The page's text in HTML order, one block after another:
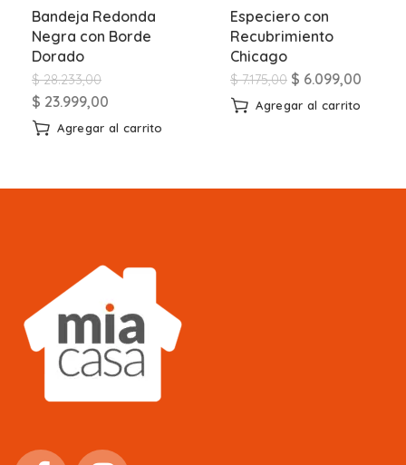
Bandeja Redonda
Negra con Borde
Dorado
$28.233,00
$ 23.999,00
Agregar al carrito
Especiero con
Recubrimiento
Chicago
$7.175,00 $ 6.099,00
Agregar al carrito